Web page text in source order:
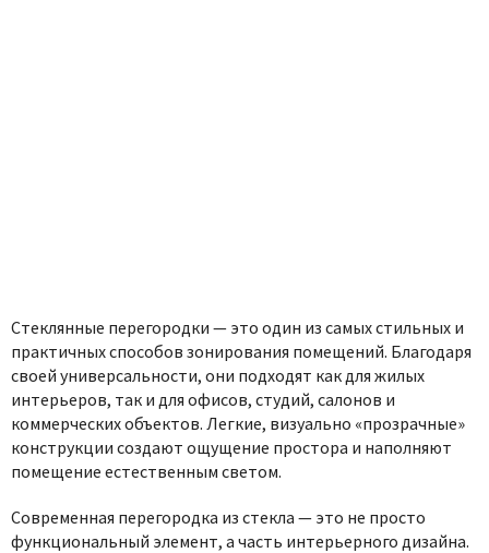
Стеклянные перегородки — это один из самых стильных и
практичных способов зонирования помещений. Благодаря
своей универсальности, они подходят как для жилых
интерьеров, так и для офисов, студий, салонов и
коммерческих объектов. Легкие, визуально «прозрачные»
конструкции создают ощущение простора и наполняют
помещение естественным светом.
Современная перегородка из стекла — это не просто
функциональный элемент, а часть интерьерного дизайна.